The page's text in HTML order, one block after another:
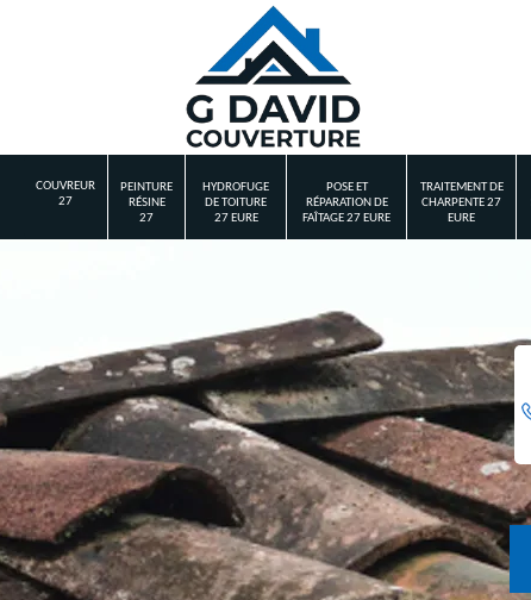
COUVREUR
27
PEINTURE
RÉSINE
27
HYDROFUGE
DE TOITURE
27 EURE
POSE ET
RÉPARATION DE
FAÎTAGE 27 EURE
TRAITEMENT DE
CHARPENTE 27
EURE